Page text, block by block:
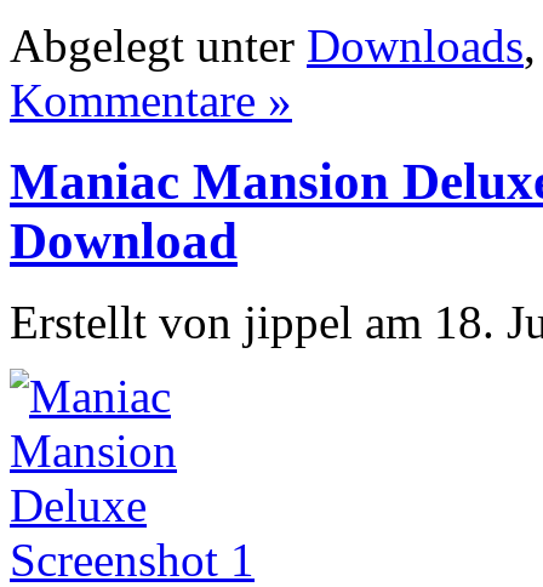
Abgelegt unter Downloads
Kommentare »
Maniac Mansion
Download
Erstellt von jippel am 18.